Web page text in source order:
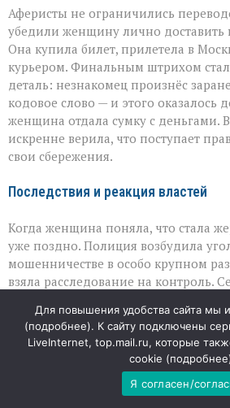
Аферисты не ограничились
убедили женщину лично доставить
Она купила билет, прилетела в
курьером. Финальным штрихом
деталь: незнакомец произнёс
кодовое слово — и этого оказалось
женщина отдала сумку с деньгами.
искренне верила, что поступает
свои сбережения.
Последствия и реакция властей
Когда женщина поняла, что стала
уже поздно. Полиция возбудила
мошенничестве в особо крупном
взяла расследование на контроль.
преступникам удалось выстроить
цепочку манипуляций. Но не менее
история вновь напоминает:
выбирают темы, которые вызывают
радости до паники, — и используют
Для повышения удобства сайта мы
(подробнее). К сайту подключены
LiveInternet, top.mail.ru, которые
cookie (подробнее
Я согласен/